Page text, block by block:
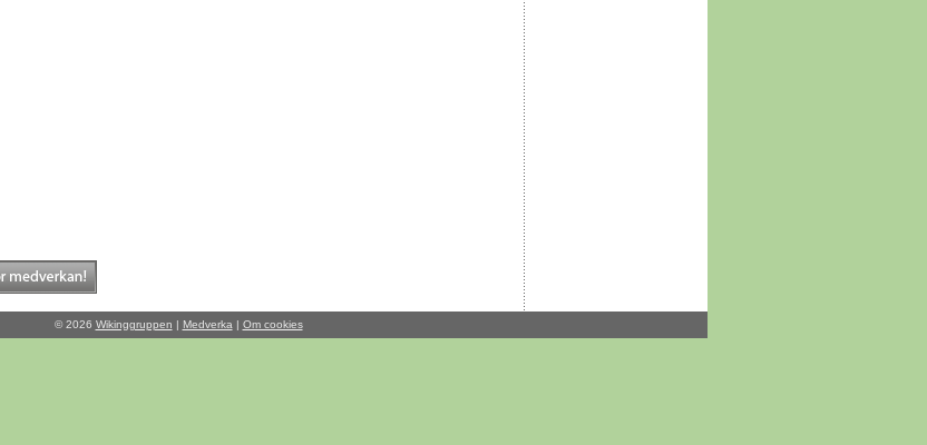
© 2026 Wikinggruppen | Medverka | Om cookies